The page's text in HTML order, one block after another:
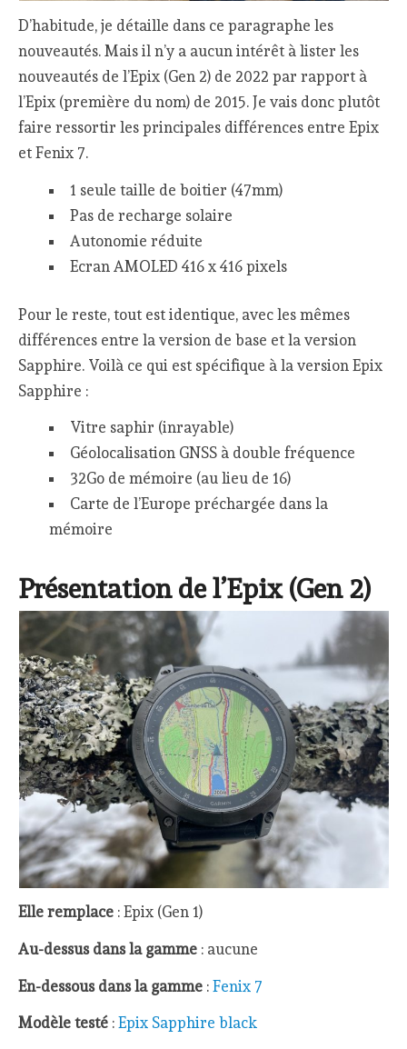
D’habitude, je détaille dans ce paragraphe les
nouveautés. Mais il n’y a aucun intérêt à lister les
nouveautés de l’Epix (Gen 2) de 2022 par rapport à
l’Epix (première du nom) de 2015. Je vais donc plutôt
faire ressortir les principales différences entre Epix
et Fenix 7.
1 seule taille de boitier (47mm)
Pas de recharge solaire
Autonomie réduite
Ecran AMOLED 416 x 416 pixels
Pour le reste, tout est identique, avec les mêmes
différences entre la version de base et la version
Sapphire. Voilà ce qui est spécifique à la version Epix
Sapphire :
Vitre saphir (inrayable)
Géolocalisation GNSS à double fréquence
32Go de mémoire (au lieu de 16)
Carte de l’Europe préchargée dans la
mémoire
Présentation de l’Epix (Gen 2)
Elle remplace : Epix (Gen 1)
Au-dessus dans la gamme : aucune
En-dessous dans la gamme :Fenix 7
Modèle testé :Epix Sapphire black